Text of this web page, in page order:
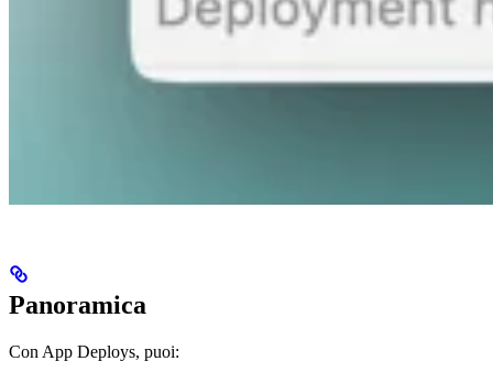
Panoramica
Con App Deploys, puoi: